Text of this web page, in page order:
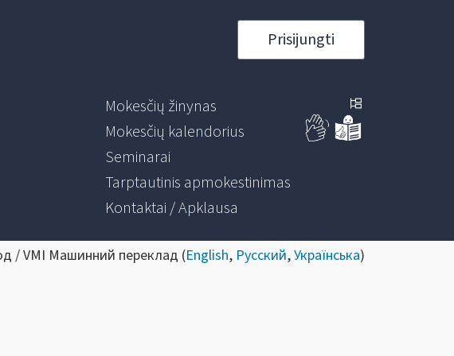
Prisijungti
Mokesčių žinynas
Mokesčių kalendorius
Seminarai
Tarptautinis apmokestinimas
Kontaktai / Apklausa
/ VMI Машинний переклад (English, Русский,Українська)